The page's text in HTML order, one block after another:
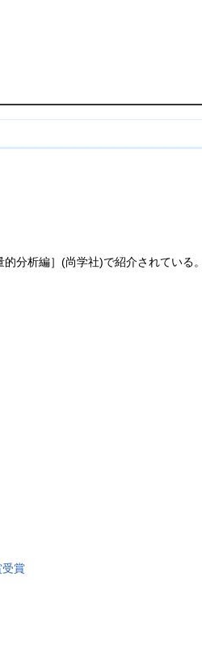
分析編］(尚学社)で紹介されている。
賞